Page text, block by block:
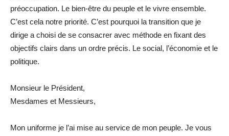
préoccupation. Le bien-être du peuple et le vivre ensemble.
C’est cela notre priorité. C’est pourquoi la transition que je
dirige a choisi de se consacrer avec méthode en fixant des
objectifs clairs dans un ordre précis. Le social, l’économie et le
politique.
Monsieur le Président,
Mesdames et Messieurs,
Mon uniforme je l’ai mise au service de mon peuple. Je vous